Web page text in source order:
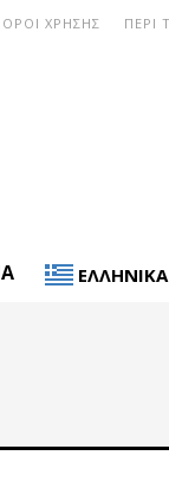
ΠΕΡΙ
ΟΡΟΙ ΧΡΗΣΗΣ
ΕΛΛΗΝΙΚΆ